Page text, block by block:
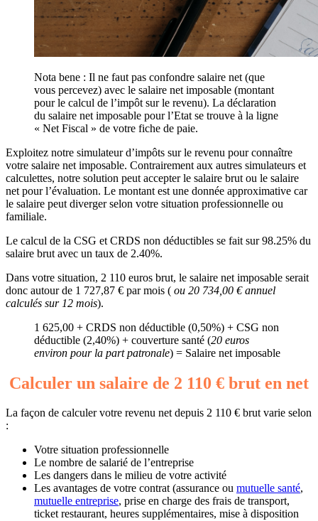
Nota bene : Il ne faut pas confondre salaire net (que
vous percevez) avec le salaire net imposable (montant
pour le calcul de l’impôt sur le revenu). La déclaration
du salaire net imposable pour l’Etat se trouve à la ligne
« Net Fiscal » de votre fiche de paie.
Exploitez notre simulateur d’impôts sur le revenu pour connaître
votre salaire net imposable. Contrairement aux autres simulateurs et
calculettes, notre solution peut accepter le salaire brut ou le salaire
net pour l’évaluation. Le montant est une donnée approximative car
le salaire peut diverger selon votre situation professionnelle ou
familiale.
Le calcul de la CSG et CRDS non déductibles se fait sur 98.25% du
salaire brut avec un taux de 2.40%.
Dans votre situation, 2 110 euros brut, le salaire net imposable serait
donc autour de 1 727,87 € par mois ( ou 20 734,00 € annuel
calculés sur 12 mois).
1 625,00 + CRDS non déductible (0,50%) + CSG non
déductible (2,40%) + couverture santé (20 euros
environ pour la part patronale) = Salaire net imposable
Calculer un salaire de 2 110 € brut en net
La façon de calculer votre revenu net depuis 2 110 € brut varie selon
:
Votre situation professionnelle
Le nombre de salarié de l’entreprise
Les dangers dans le milieu de votre activité
Les avantages de votre contrat (assurance ou mutuelle santé,
mutuelle entreprise, prise en charge des frais de transport,
ticket restaurant, heures supplémentaires, mise à disposition